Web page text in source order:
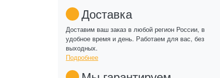
Доставка
Доставим ваш заказ в любой регион России, в
удобное время и день. Работаем для вас, без
выходных.
Подробнее